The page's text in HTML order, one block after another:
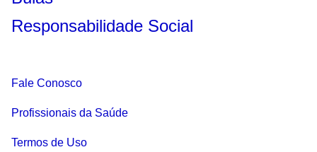
Responsabilidade Social
Fale Conosco
Profissionais da Saúde
Termos de Uso